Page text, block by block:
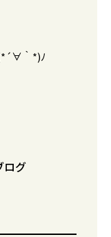
｀*)ﾉ
ログ